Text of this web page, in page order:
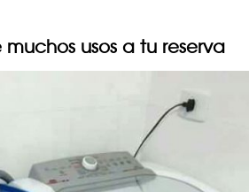
usos a tu reserva